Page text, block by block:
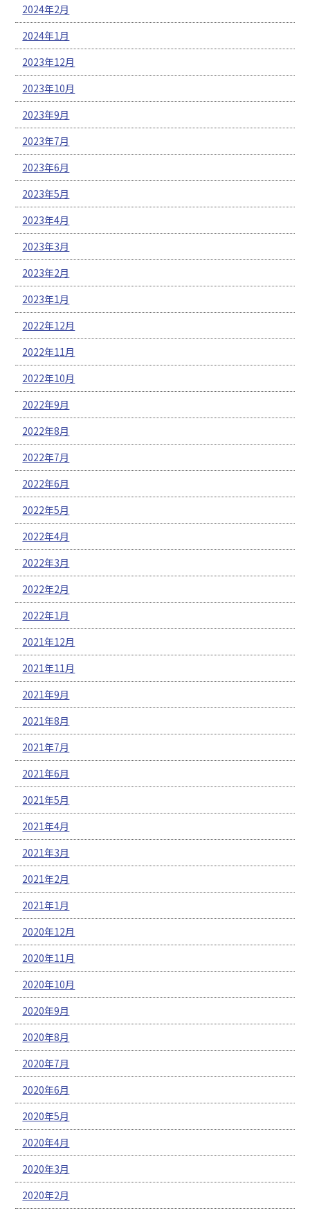
2024年2月
2024年1月
2023年12月
2023年10月
2023年9月
2023年7月
2023年6月
2023年5月
2023年4月
2023年3月
2023年2月
2023年1月
2022年12月
2022年11月
2022年10月
2022年9月
2022年8月
2022年7月
2022年6月
2022年5月
2022年4月
2022年3月
2022年2月
2022年1月
2021年12月
2021年11月
2021年9月
2021年8月
2021年7月
2021年6月
2021年5月
2021年4月
2021年3月
2021年2月
2021年1月
2020年12月
2020年11月
2020年10月
2020年9月
2020年8月
2020年7月
2020年6月
2020年5月
2020年4月
2020年3月
2020年2月